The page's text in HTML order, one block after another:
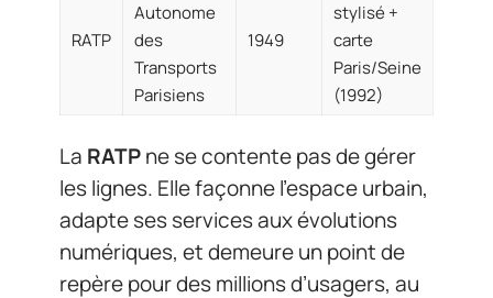
RATP
Autonome
des
Transports
Parisiens
1949
stylisé +
carte
Paris/Seine
(1992)
La RATPne se contente pas de gérer
les lignes. Elle façonne l’espace urbain,
adapte ses services aux évolutions
numériques, et demeure un point de
repère pour des millions d’usagers, au